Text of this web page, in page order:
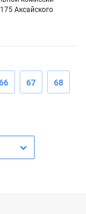
Аксайского
67 68